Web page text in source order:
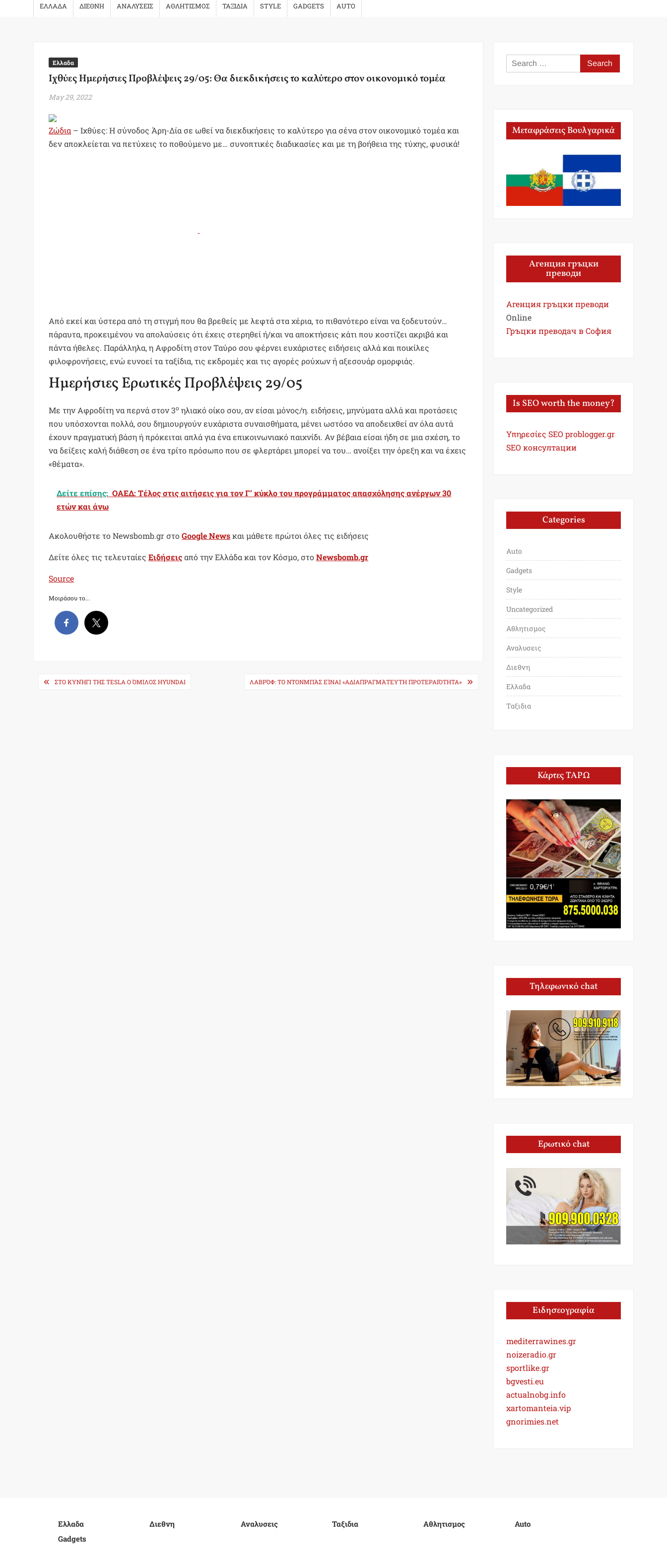
ΕΛΛΑΔΑ ΔΙΕΘΝΗ ΑΝΑΛΥΣΕΙΣ ΑΘΛΗΤΙΣΜΟΣ ΤΑΞΙΔΙΑ STYLE GADGETS AUTO
Ελλαδα
Ιχθύες Ημερήσιες Προβλέψεις 29/05: Θα διεκδικήσεις το καλύτερο στον οικονομικό τομέα
May 29, 2022
Ζώδια – Ιχθύες: Η σύνοδος Άρη-Δία σε ωθεί να διεκδικήσεις το καλύτερο για σένα στον οικονομικό τομέα και
δεν αποκλείεται να πετύχεις το ποθούμενο με… συνοπτικές διαδικασίες και με τη βοήθεια της τύχης, φυσικά!
Από εκεί και ύστερα από τη στιγμή που θα βρεθείς με λεφτά στα χέρια, το πιθανότερο είναι να ξοδευτούν…
πάραυτα, προκειμένου να απολαύσεις ότι έχεις στερηθεί ή/και να αποκτήσεις κάτι που κοστίζει ακριβά και
πάντα ήθελες. Παράλληλα, η Αφροδίτη στον Ταύρο σου φέρνει ευχάριστες ειδήσεις αλλά και ποικίλες
φιλοφρονήσεις, ενώ ευνοεί τα ταξίδια, τις εκδρομές και τις αγορές ρούχων ή αξεσουάρ ομορφιάς.
Ημερήσιες Ερωτικές Προβλέψεις 29/05
Με την Αφροδίτη να περνά στον 3ο ηλιακό οίκο σου, αν είσαι μόνος/η. ειδήσεις, μηνύματα αλλά και προτάσεις
που υπόσχονται πολλά, σου δημιουργούν ευχάριστα συναισθήματα, μένει ωστόσο να αποδειχθεί αν όλα αυτά
έχουν πραγματική βάση ή πρόκειται απλά για ένα επικοινωνιακό παιχνίδι. Αν βέβαια είσαι ήδη σε μια σχέση, το
να δείξεις καλή διάθεση σε ένα τρίτο πρόσωπο που σε φλερτάρει μπορεί να του… ανοίξει την όρεξη και να έχεις
«θέματα».
Δείτε επίσης: ΟΑΕΔ: Τέλος στις αιτήσεις για τον Γ’ κύκλο του προγράμματος απασχόλησης ανέργων 30
ετών και άνω
Ακολουθήστε το Newsbomb.gr στοGoogle Newsκαι μάθετε πρώτοι όλες τις ειδήσεις
Δείτε όλες τις τελευταίεςΕιδήσειςαπό την Ελλάδα και τον Κόσμο, στοNewsbomb.gr
Source
Μοιράσου το...
PostΣΤΟ ΚΥΝΉΓΙ ΤΗΣ TESLA Ο ΌΜΙΛΟΣ HYUNDAI ΛΑΒΡΌΦ: ΤΟ ΝΤΟΝΜΠΆΣ ΕΊΝΑΙ «ΑΔΙΑΠΡΑΓΜΆΤΕΥΤΗ ΠΡΟΤΕΡΑΙΌΤΗΤΑ»
Search
for:
Μεταφράσεις Βουλγαρικά
Агенция гръцки
преводи
Агенция гръцки преводи
Online
Гръцки преводач в София
Is SEO worth the money?
Υπηρεσίες SEO problogger.gr
SEO консултации
Categories
Auto
Gadgets
Style
Uncategorized
Αθλητισμος
Αναλυσεις
Διεθνη
Ελλαδα
Ταξιδια
Κάρτες ΤΑΡΩ
Τηλεφωνικό chat
Ερωτικό chat
Ειδησεογραφία
mediterrawines.gr
noizeradio.gr
sportlike.gr
bgvesti.eu
actualnobg.info
xartomanteia.vip
gnorimies.net
Ελλαδα Διεθνη Αναλυσεις Ταξιδια Αθλητισμος
Auto
Gadgets